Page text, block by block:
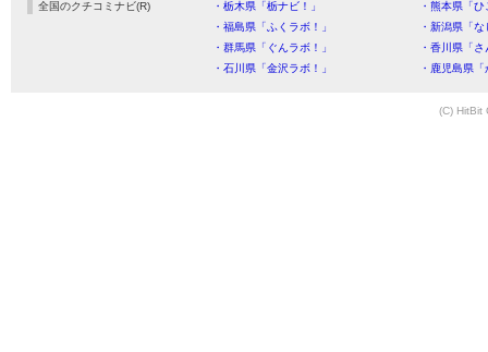
全国のクチコミナビ(R) ・栃木県「栃ナビ！」
・熊本県「
・福島県「ふくラボ！」
・新潟県「
・群馬県「ぐんラボ！」
・香川県「
・石川県「金沢ラボ！」
・鹿児島県
(C) HitBit